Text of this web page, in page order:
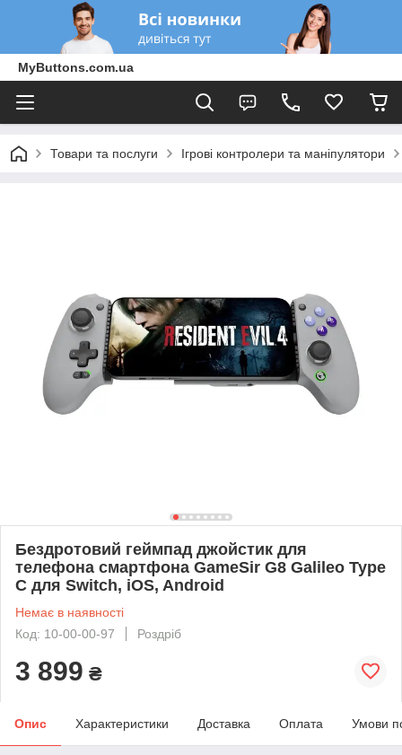
MyButtons.com.ua
Товари та послуги Ігрові контролери та маніпулятори
Бездротовий геймпад джойстик для
телефона смартфона GameSir G8 Galileo Type
C для Switch, iOS, Android
Немає в наявності
Код: 10-00-00-97
Роздріб
3 899 ₴
Опис Характеристики Доставка Оплата Умови